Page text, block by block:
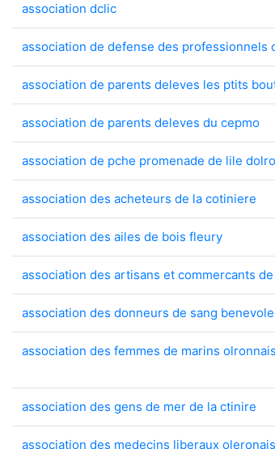
association dclic
association de defense des professionnels
association de parents deleves les ptits
association de parents deleves du cepmo
association de pche promenade de lile
association des acheteurs de la cotiniere
association des ailes de bois fleury
association des artisans et commercants
association des donneurs de sang
association des femmes de marins
association des gens de mer de la ctinire
association des medecins liberaux